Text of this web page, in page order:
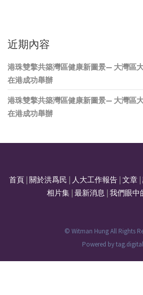
近期內容
港珠雙擎共築灣區健康新圖景— 大灣區
在港成功舉辦
港珠雙擎共築灣區健康新圖景— 大灣區
在港成功舉辦
首頁 關於洪爲民 人大工作報告 文章
相片集| 最新消息 我們眼中
© Witman Hung All Rights
Powered bytag.digital